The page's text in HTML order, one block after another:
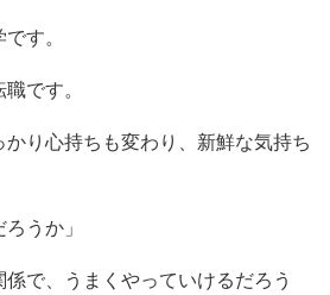
す。
です。
り心持ちも変わり、新鮮な気持ち
うか」
係で、うまくやっていけるだろう